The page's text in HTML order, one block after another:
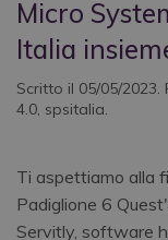
Micro
Italia
Scritto il 05/05/2023.
4.0, spsitalia.
Ti aspettiamo alla
Padiglione 6
Servitly, software